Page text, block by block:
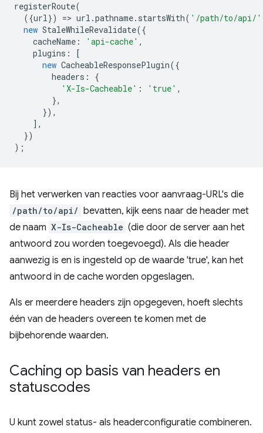
registerRoute(
({url}) => url .pathname. startsWith( '/path/to/api/'
new StaleWhileRevalidate({
cacheName : 'api-cache' ,
plugins :
[
new CacheableResponsePlugin({
headers :
{
'X-Is-Cacheable' : 'true' ,
},
}),
],
})
);
Bij het verwerken van reacties voor aanvraag-URL's die
/path/to/api/ bevatten, kijk eens naar de header met
de naam X-Is-Cacheable (die door de server aan het
antwoord zou worden toegevoegd). Als die header
aanwezig is en is ingesteld op de waarde 'true', kan het
antwoord in de cache worden opgeslagen.
Als er meerdere headers zijn opgegeven, hoeft slechts
één van de headers overeen te komen met de
bijbehorende waarden.
Caching op basis van headers en
statuscodes
U kunt zowel status- als headerconfiguratie combineren.